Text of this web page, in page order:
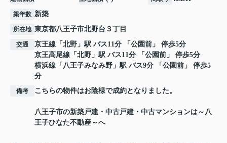
築年数 新築
所在地 東京都八王子市北野台 ３丁目
交通 京王線 「 北野 」駅 バス11分 「公園前」 停歩5分
京王高尾線 「 北野 」駅 バス11分 「公園前」 停歩5分
横浜線 「 八王子みなみ野 」駅 バス9分 「公園前」 停歩5
分
備考 こちらの物件はお陰様で成約となりました。
八王子市の新築戸建・中古戸建・中古マンションは～八
王子ひなた不動産～へ